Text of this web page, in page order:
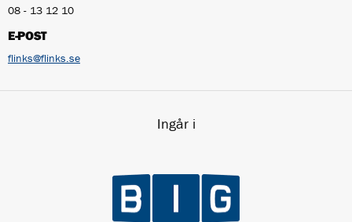
08 - 13 12 10
E-POST
flinks@flinks.se
Ingår i